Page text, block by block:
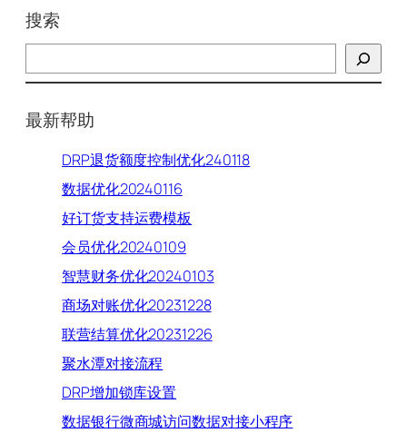
搜索
索
最新帮助
DRP退货额度控制优化240118
数据优化20240116
好订货支持运费模板
会员优化20240109
智慧财务优化20240103
商场对账优化20231228
联营结算优化20231226
聚水潭对接流程
DRP增加锁库设置
数据银行微商城访问数据对接小程序